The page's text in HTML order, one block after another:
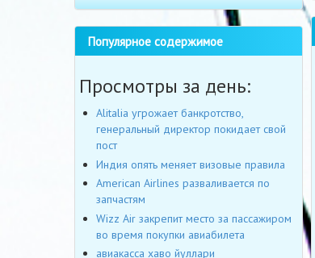
Популярное содержимое
Просмотры за день:
Alitalia угрожает банкротство,
генеральный директор покидает свой
пост
Индия опять меняет визовые правила
American Airlines разваливается по
запчастям
Wizz Air закрепит место за пассажиром
во время покупки авиабилета
авиакасса хаво йуллари